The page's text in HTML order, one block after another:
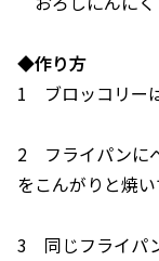
◆作り方
1 ブロッコリー
2 フライパンに
をこんがりと焼い
3 同じフライパ